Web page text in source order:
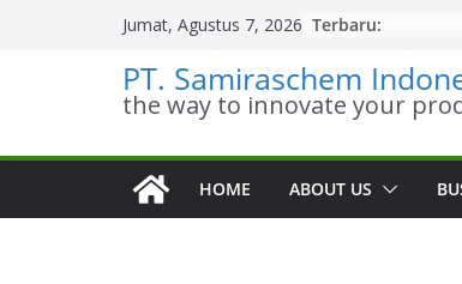
Jumat, Agustus 7, 2026 Terbaru:
PT. Samiraschem
the way to innovate your
HOME ABOUT US